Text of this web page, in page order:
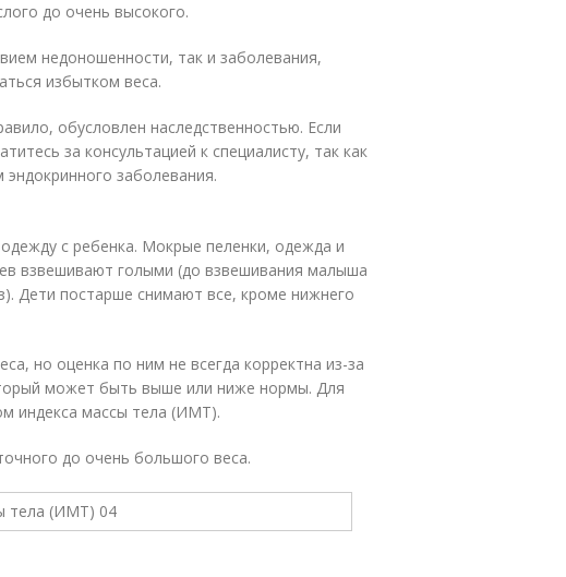
до очень высокого.
недоношенности, так и заболевания,
избытком веса.
обусловлен наследственностью. Если
за консультацией к специалисту, так как
заболевания.
с ребенка. Мокрые пеленки, одежда и
взвешивают голыми (до взвешивания малыша
Дети постарше снимают все, кроме нижнего
но оценка по ним не всегда корректна из-за
может быть выше или ниже нормы. Для
индекса массы тела (ИМТ).
до очень большого веса.